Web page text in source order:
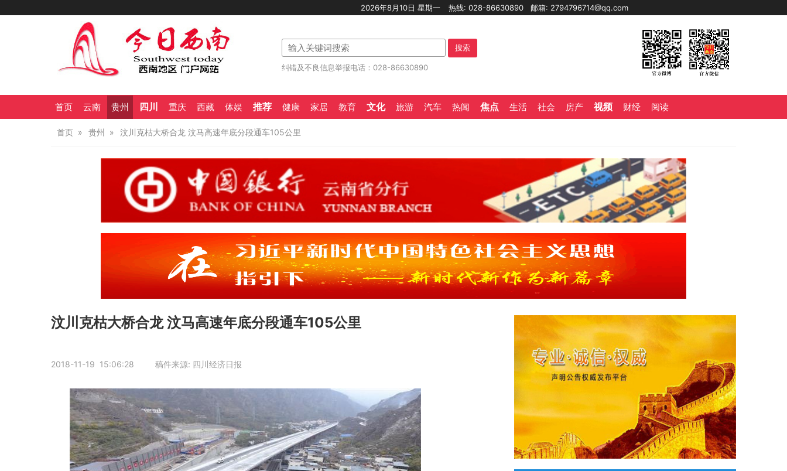
2026年8月10日 星期一 热线: 028-86630890 邮箱: 2794796714@qq.com
搜索
纠错及不良信息举报电话：028-86630890
首页 云南 贵州 四川 重庆 西藏 体娱 推荐 健康 家居 教育 文化 旅游 汽车 热闻 焦点 生活 社会 房产 视频 财经 阅读
首页 贵州 汶川克枯大桥合龙 汶马高速年底分段通车105公里
汶川克枯大桥合龙 汶马高速年底分段通车105公里
2018-11-19 15:06:28 稿件来源: 四川经济日报